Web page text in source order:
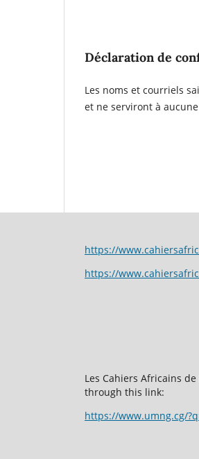
Déclaration de
Les noms et courriels
et ne serviront à
https://
https://
Les Cahiers Africains
through this link:
https://www.umng.cg/